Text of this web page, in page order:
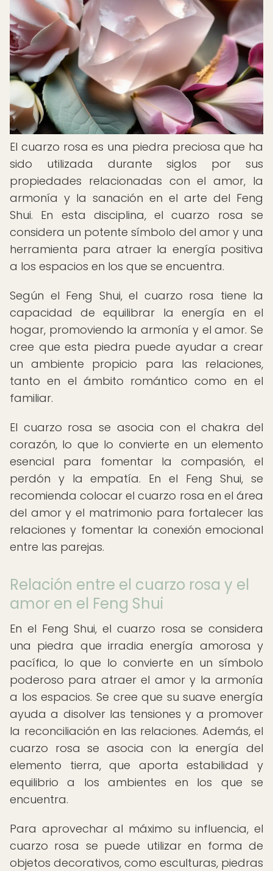
El cuarzo rosa es una piedra preciosa que ha
sido utilizada durante siglos por sus
propiedades relacionadas con el amor, la
armonía y la sanación en el arte del Feng
Shui. En esta disciplina, el cuarzo rosa se
considera un potente símbolo del amor y una
herramienta para atraer la energía positiva
a los espacios en los que se encuentra.
Según el Feng Shui, el cuarzo rosa tiene la
capacidad de equilibrar la energía en el
hogar, promoviendo la armonía y el amor. Se
cree que esta piedra puede ayudar a crear
un ambiente propicio para las relaciones,
tanto en el ámbito romántico como en el
familiar.
El cuarzo rosa se asocia con el chakra del
corazón, lo que lo convierte en un elemento
esencial para fomentar la compasión, el
perdón y la empatía. En el Feng Shui, se
recomienda colocar el cuarzo rosa en el área
del amor y el matrimonio para fortalecer las
relaciones y fomentar la conexión emocional
entre las parejas.
Relación entre el cuarzo rosa y el
amor en el Feng Shui
En el Feng Shui, el cuarzo rosa se considera
una piedra que irradia energía amorosa y
pacífica, lo que lo convierte en un símbolo
poderoso para atraer el amor y la armonía
a los espacios. Se cree que su suave energía
ayuda a disolver las tensiones y a promover
la reconciliación en las relaciones. Además, el
cuarzo rosa se asocia con la energía del
elemento tierra, que aporta estabilidad y
equilibrio a los ambientes en los que se
encuentra.
Para aprovechar al máximo su influencia, el
cuarzo rosa se puede utilizar en forma de
objetos decorativos, como esculturas, piedras